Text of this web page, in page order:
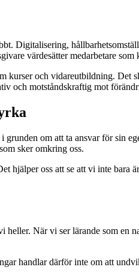
Digitalisering,
värdesätter medarbetare
kurser och vidareutbildning. Det
och motståndskraftig mot
grunden om att ta ansvar för sin
sker omkring oss.
hjälper oss att se att vi inte bara
heller. När vi ser lärande som en
handlar därför inte om att